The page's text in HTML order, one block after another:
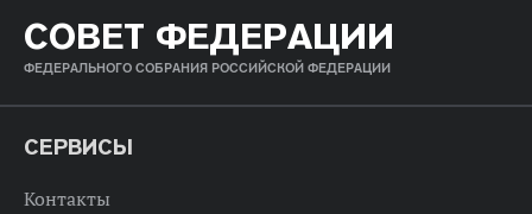
СОВЕТ ФЕДЕРАЦИИ
ФЕДЕРАЛЬНОГО СОБРАНИЯ РОССИЙСКОЙ ФЕДЕРАЦИИ
СЕРВИСЫ
Контакты